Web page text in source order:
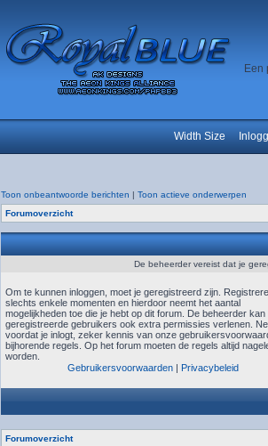
Een
Width Size
Toon onbeantwoorde berichten | Toon actieve onderwerpen
Forumoverzicht
De beheerder vereist dat je
Om te kunnen inloggen, moet je geregistreerd zijn.
slechts enkele momenten en hierdoor neemt het aantal
mogelijkheden toe die je hebt op dit forum. De beheerder kan
geregistreerde gebruikers ook extra permissies verlenen.
voordat je inlogt, zeker kennis van onze
bijhorende regels. Op het forum moeten de regels altijd
worden.
Gebruikersvoorwaarden | Privacybeleid
Forumoverzicht